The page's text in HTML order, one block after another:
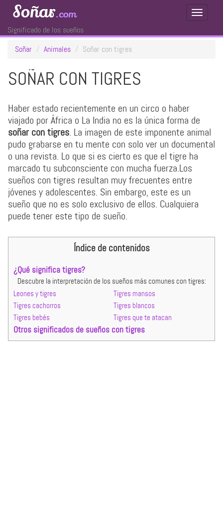
Toggle
Soñar.com
Significado de los sueños
Soñar
Animales Soñar con tigres
SOÑAR CON TIGRES
Haber estado recientemente en un circo o haber
viajado por África o La India no es la única forma de
soñar con tigres. La imagen de este imponente animal
pudo grabarse en tu mente con solo ver un documental
o una revista. Lo que si es cierto es que el tigre ha
marcado tu subconsciente con mucha fuerza.Los
sueños con tigres resultan muy frecuentes entre
jóvenes y adolescentes. Sin embargo, este es un
sueño que no es solo exclusivo de ellos. Cualquiera
puede tener este tipo de sueño.
Índice de contenidos
¿Qué significa tigres?
Descubre la interpretación de los sueños más comunes con tigres:
Leones y tigres
Tigres mansos
Tigres cachorros
Tigres blancos
Tigres bebés
Tigres que te atacan
Otros significados de sueños con tigres